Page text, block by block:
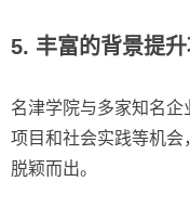
5. 丰富的背景提升
名津学院与多家知名
项目和社会实践等机
脱颖而出。